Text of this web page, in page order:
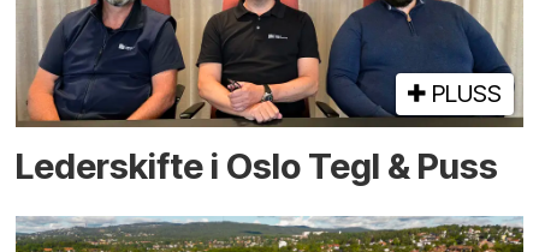
PLUSS
Lederskifte i Oslo Tegl & Puss